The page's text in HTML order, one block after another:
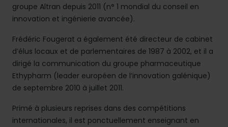
groupe Altran depuis 2011 (n° 1 mondial du conseil en
innovation et ingénierie avancée).
Frédéric Fougerat a également été directeur de cabinet
d’élus locaux et de parlementaires de 1987 à 2002, et il a
dirigé la communication du groupe pharmaceutique
Ethypharm (leader européen de l’innovation galénique)
de septembre 2010 à juillet 2011.
Primé à plusieurs reprises dans des compétitions
internationales, il est ponctuellement enseignant en